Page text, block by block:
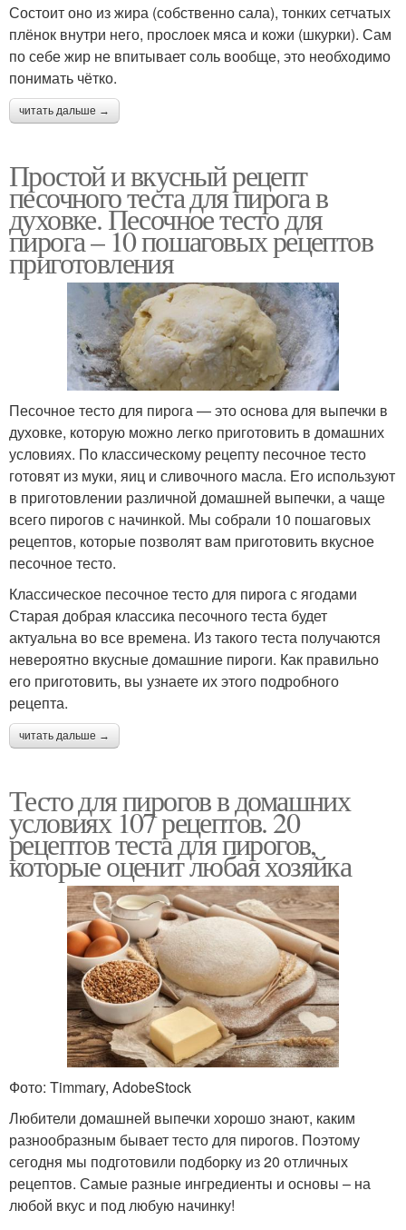
Состоит оно из жира (собственно сала), тонких сетчатых
плёнок внутри него, прослоек мяса и кожи (шкурки). Сам
по себе жир не впитывает соль вообще, это необходимо
понимать чётко.
читать дальше →
Простой и вкусный рецепт
песочного теста для пирога в
духовке. Песочное тесто для
пирога – 10 пошаговых рецептов
приготовления
Песочное тесто для пирога — это основа для выпечки в
духовке, которую можно легко приготовить в домашних
условиях. По классическому рецепту песочное тесто
готовят из муки, яиц и сливочного масла. Его используют
в приготовлении различной домашней выпечки, а чаще
всего пирогов с начинкой. Мы собрали 10 пошаговых
рецептов, которые позволят вам приготовить вкусное
песочное тесто.
Классическое песочное тесто для пирога с ягодами
Старая добрая классика песочного теста будет
актуальна во все времена. Из такого теста получаются
невероятно вкусные домашние пироги. Как правильно
его приготовить, вы узнаете их этого подробного
рецепта.
читать дальше →
Тесто для пирогов в домашних
условиях 107 рецептов. 20
рецептов теста для пирогов,
которые оценит любая хозяйка
Фото: Timmary, AdobeStock
Любители домашней выпечки хорошо знают, каким
разнообразным бывает тесто для пирогов. Поэтому
сегодня мы подготовили подборку из 20 отличных
рецептов. Самые разные ингредиенты и основы – на
любой вкус и под любую начинку!